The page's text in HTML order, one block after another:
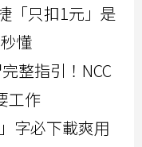
「只扣1元」是
懂
整指引！NCC
工作
字必下載爽用